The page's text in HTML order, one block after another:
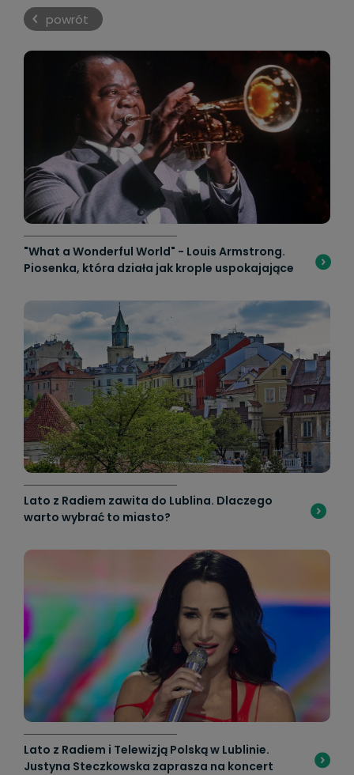
powrót
"What a Wonderful World" - Louis Armstrong.
Piosenka, która działa jak krople uspokajające
Lato z Radiem zawita do Lublina. Dlaczego
warto wybrać to miasto?
Lato z Radiem i Telewizją Polską w Lublinie.
Justyna Steczkowska zaprasza na koncert